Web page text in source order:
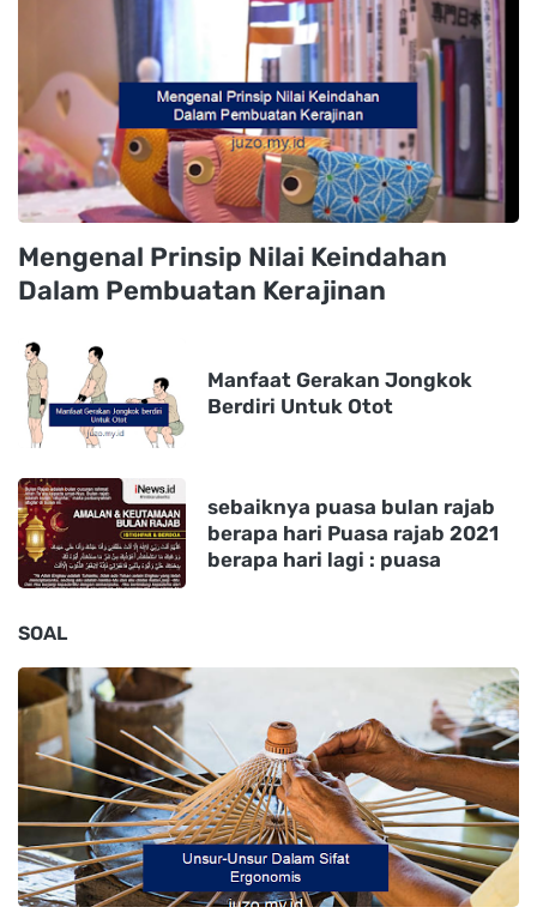
Mengenal Prinsip Nilai Keindahan
Dalam Pembuatan Kerajinan
Manfaat Gerakan Jongkok
Berdiri Untuk Otot
sebaiknya puasa bulan rajab
berapa hari Puasa rajab 2021
berapa hari lagi : puasa
SOAL